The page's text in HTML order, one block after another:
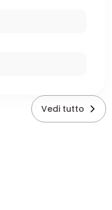
Vedi tutto